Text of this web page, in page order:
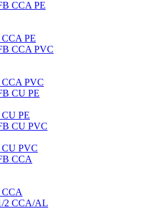
PE
PVC
PE
PVC